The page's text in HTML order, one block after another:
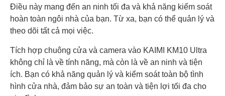
Điều này mang đến an ninh tối đa và khả năng kiểm soát
hoàn toàn ngôi nhà của bạn. Từ xa, bạn có thể quản lý và
theo dõi tất cả mọi việc.
Tích hợp chuông cửa và camera vào KAIMI KM10 Ultra
không chỉ là về tính năng, mà còn là về an ninh và tiện
ích. Bạn có khả năng quản lý và kiểm soát toàn bộ tình
hình cửa nhà, đảm bảo sự an toàn và tiện lợi tối đa cho